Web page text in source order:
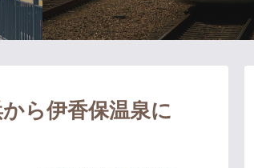
ら伊香保温泉に